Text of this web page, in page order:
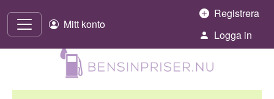
Mitt konto
Registrera
Logga in